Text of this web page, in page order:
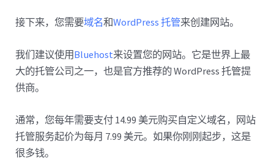
接下来，您需要域名和WordPress 托管来创建网站。
我们建议使用Bluehost来设置您的网站。它是世界上最
大的托管公司之一，也是官方推荐的 WordPress 托管提
供商。
通常，您每年需要支付 14.99 美元购买自定义域名，网站
托管服务起价为每月 7.99 美元。如果你刚刚起步，这是
很多钱。